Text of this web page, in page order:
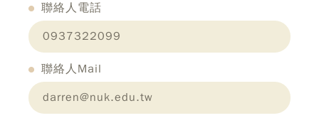
聯絡人電話
0937322099
聯絡人Mail
darren@nuk.edu.tw